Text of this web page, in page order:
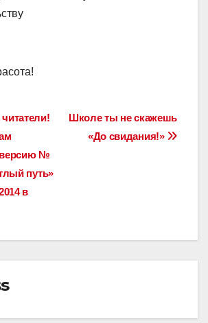
Школе ты не скажешь
«До свидания!»
версию №
путь»
в